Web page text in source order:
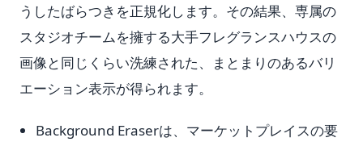
うしたばらつきを正規化します。その結果、専属の
スタジオチームを擁する大手フレグランスハウスの
画像と同じくらい洗練された、まとまりのあるバリ
エーション表示が得られます。
Background Eraserは、マーケットプレイスの要